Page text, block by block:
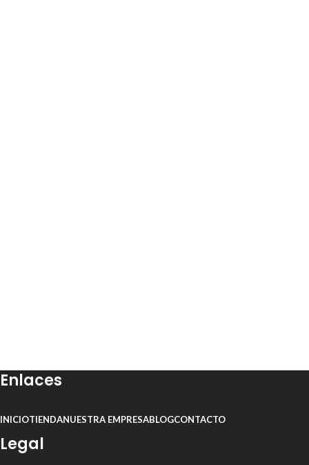
Enlaces
INICIOTIENDANUESTRA EMPRESABLOGCONTACTO
Legal